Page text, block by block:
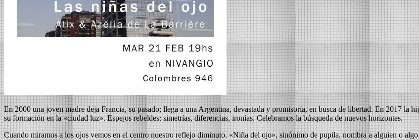
En 2000 una joven madre deja Francia, su pasado; llega a una Argentina, devastada y promisoria, en busca de libertad. En 2017 la
su formación en la «ciudad luz». Espejos rebeldes: simetrías, diferencias, ironías. Celebramos la búsqueda de nuevos horizontes.
Cuando miramos a los ojos vemos en el centro nuestro reflejo diminuto. «Niña del ojo», sinónimo de pupila, nombra a alguien o